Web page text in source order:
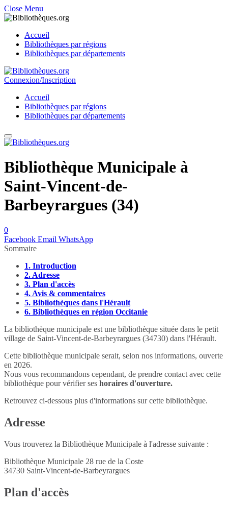
Close Menu
Accueil
Bibliothèques par régions
Bibliothèques par départements
Connexion/Inscription
Accueil
Bibliothèques par régions
Bibliothèques par départements
Bibliothèque Municipale à
Saint-Vincent-de-
Barbeyrargues (34)
0
Facebook Email WhatsApp
Sommaire
1. Introduction
2. Adresse
3. Plan d'accès
4. Avis & commentaires
5. Bibliothèques dans l'Hérault
6. Bibliothèques en région Occitanie
La bibliothèque municipale est une bibliothèque située dans le petit
village de Saint-Vincent-de-Barbeyrargues (34730) dans l'Hérault.
Cette bibliothèque municipale serait, selon nos informations, ouverte
en 2026.
Nous vous recommandons cependant, de prendre contact avec cette
bibliothèque pour vérifier ses horaires d'ouverture.
Retrouvez ci-dessous plus d'informations sur cette bibliothèque.
Adresse
Vous trouverez la Bibliothèque Municipale à l'adresse suivante :
Bibliothèque Municipale 28 rue de la Coste
34730 Saint-Vincent-de-Barbeyrargues
Plan d'accès